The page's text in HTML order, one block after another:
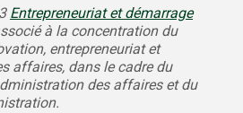
Entrepreneuriat et démarrage
à la concentration du
entrepreneuriat et
affaires, dans le cadre du
des affaires et du